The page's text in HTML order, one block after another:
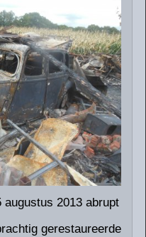
augustus 2013 abrupt
gerestaureerde